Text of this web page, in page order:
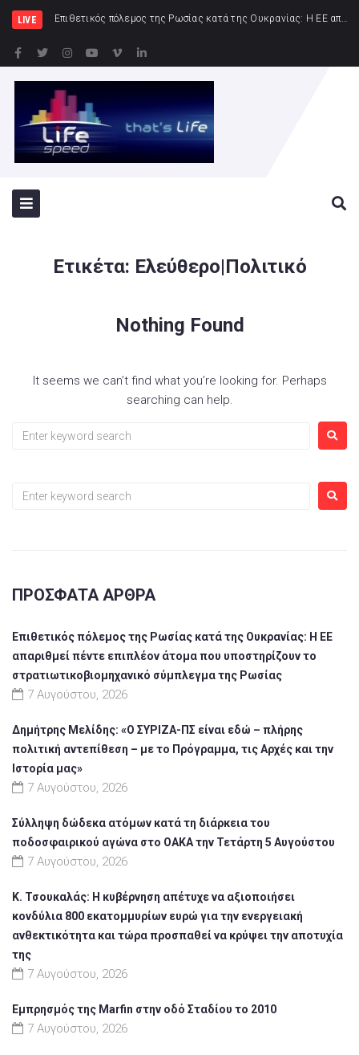
LIVE Επιθετικός πόλεμος της Ρωσίας κατά της Ουκρανίας: Η ΕΕ απαριθμεί πέντε επιπλέον άτομα που υποστηρίζουν το στρατιωτικοβιομ
Δημήτρης Μελίδης: «Ο ΣΥΡΙΖΑ-ΠΣ είναι εδώ – πλήρης πολιτική αντεπίθεση – με το Πρόγραμμα, τις Αρχές και την Ιστορία μας»
Ετικέτα: Ελεύθερο|Πολιτικό
Nothing Found
It seems we can’t find what you’re looking for. Perhaps
searching can help.
ΠΡΌΣΦΑΤΑ ΆΡΘΡΑ
Επιθετικός πόλεμος της Ρωσίας κατά της Ουκρανίας: Η ΕΕ
απαριθμεί πέντε επιπλέον άτομα που υποστηρίζουν το
στρατιωτικοβιομηχανικό σύμπλεγμα της Ρωσίας
7 Αυγούστου, 2026
Δημήτρης Μελίδης: «Ο ΣΥΡΙΖΑ-ΠΣ είναι εδώ – πλήρης
πολιτική αντεπίθεση – με το Πρόγραμμα, τις Αρχές και την
Ιστορία μας»
7 Αυγούστου, 2026
Σύλληψη δώδεκα ατόμων κατά τη διάρκεια του
ποδοσφαιρικού αγώνα στο ΟΑΚΑ την Τετάρτη 5 Αυγούστου
7 Αυγούστου, 2026
Κ. Τσουκαλάς: Η κυβέρνηση απέτυχε να αξιοποιήσει
κονδύλια 800 εκατομμυρίων ευρώ για την ενεργειακή
ανθεκτικότητα και τώρα προσπαθεί να κρύψει την αποτυχία
της
7 Αυγούστου, 2026
Εμπρησμός της Marfin στην οδό Σταδίου το 2010
7 Αυγούστου, 2026